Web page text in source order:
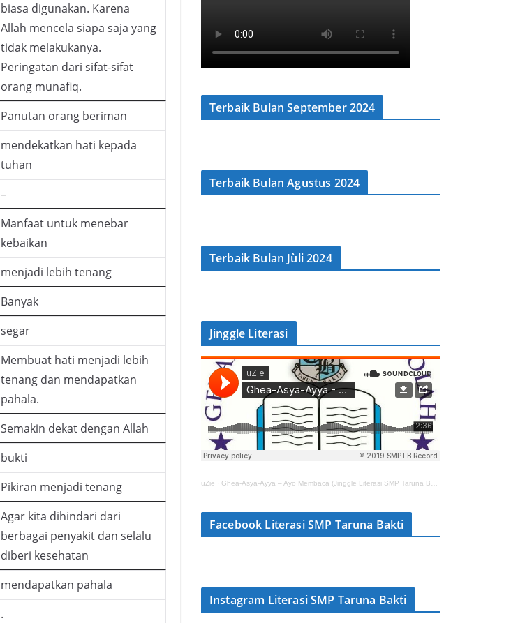
biasa digunakan. Karena
Allah mencela siapa saja yang
tidak melakukanya.
Peringatan dari sifat-sifat
orang munafiq.
Panutan orang beriman
mendekatkan hati kepada
tuhan
–
Manfaat untuk menebar
kebaikan
menjadi lebih tenang
Banyak
segar
Membuat hati menjadi lebih
tenang dan mendapatkan
pahala.
Semakin dekat dengan Allah
bukti
Pikiran menjadi tenang
Agar kita dihindari dari
berbagai penyakit dan selalu
diberi kesehatan
mendapatkan pahala
.
Terbaik Bulan September 2024
Terbaik Bulan Agustus 2024
Terbaik Bulan Jùli 2024
Jinggle Literasi
uZie · Ghea-Asya-Ayya – Ayo Membaca (Jinggle Literasi SMP Taruna Bakti)
Facebook Literasi SMP Taruna Bakti
Instagram Literasi SMP Taruna Bakti